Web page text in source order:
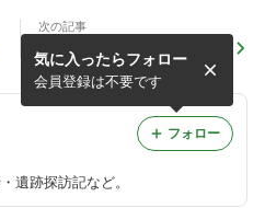
次の記事
遺跡探訪記など。
気に入ったらフォロー
会員登録は不要です
フォロー